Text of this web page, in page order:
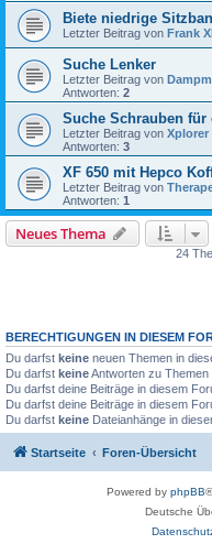
Biete niedrige
Letzter Beitrag von Frank
Suche Lenker
Letzter Beitrag von
Antworten: 2
Suche Schrauben
Letzter Beitrag von Xplorer
Antworten: 3
XF 650 mit Hepco
Letzter Beitrag von
Antworten: 1
Neues Thema
24
BERECHTIGUNGEN IN DIESEM
Du darfst keine neuen Themen in
Du darfst keineAntworten zu Themen
Du darfst deine Beiträge in diesem
Du darfst deine Beiträge in diesem
Du darfst keine Dateianhänge in
Startseite Foren-Übersicht
Powered by phpBB
Deutsche